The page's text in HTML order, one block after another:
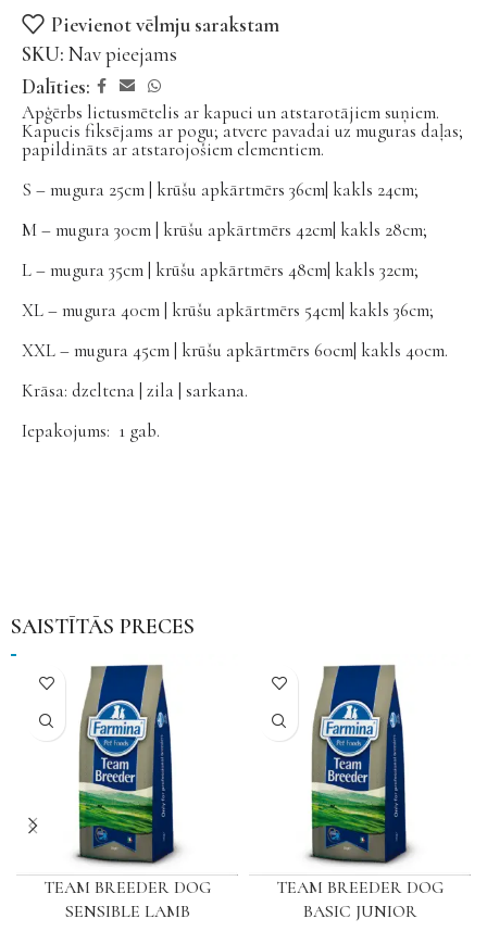
Pievienot vēlmju sarakstam
SKU: Nav pieejams
Dalīties:
Apģērbs lietusmētelis ar kapuci un atstarotājiem suņiem.
Kapucis fiksējams ar pogu; atvere pavadai uz muguras daļas;
papildināts ar atstarojošiem elementiem.
S – mugura 25cm | krūšu apkārtmērs 36cm| kakls 24cm;
M – mugura 30cm | krūšu apkārtmērs 42cm| kakls 28cm;
L – mugura 35cm | krūšu apkārtmērs 48cm| kakls 32cm;
XL – mugura 40cm | krūšu apkārtmērs 54cm| kakls 36cm;
XXL – mugura 45cm | krūšu apkārtmērs 60cm| kakls 40cm.
Krāsa: dzeltena | zila | sarkana.
Iepakojums: 1 gab.
SAISTĪTĀS PRECES
TEAM BREEDER DOG
SENSIBLE LAMB
TEAM BREEDER DOG
BASIC JUNIOR